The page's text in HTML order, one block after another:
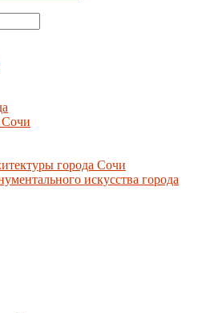
Сочи
города Сочи
искусства города